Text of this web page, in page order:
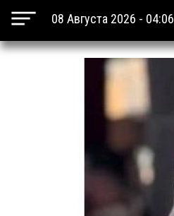
08 Августа 2026 - 04:06